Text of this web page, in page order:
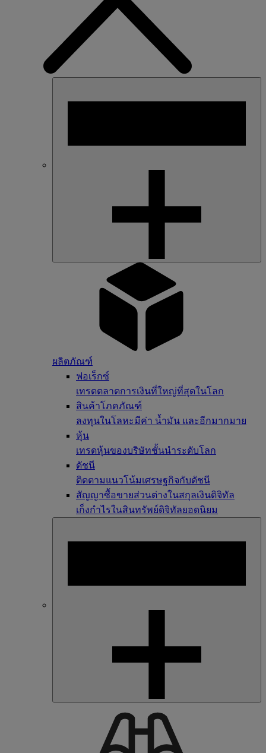
ผลิตภัณฑ์
ฟอเร็กซ์
เทรดตลาดการเงินที่ใหญ่ที่สุดในโลก
สินค้าโภคภัณฑ์
ลงทุนในโลหะมีค่า น้ำมัน และอีกมากมาย
หุ้น
เทรดหุ้นของบริษัทชั้นนำระดับโลก
ดัชนี
ติดตามแนวโน้มเศรษฐกิจกับดัชนี
สัญญาซื้อขายส่วนต่างในสกุลเงินดิจิทัล
เก็งกำไรในสินทรัพย์ดิจิทัลยอดนิยม